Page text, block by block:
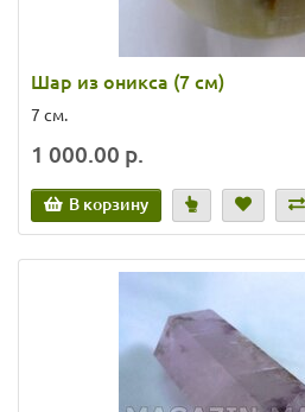
Шар из оникса (7 см)
7 см.
1 000.00 р.
В корзину